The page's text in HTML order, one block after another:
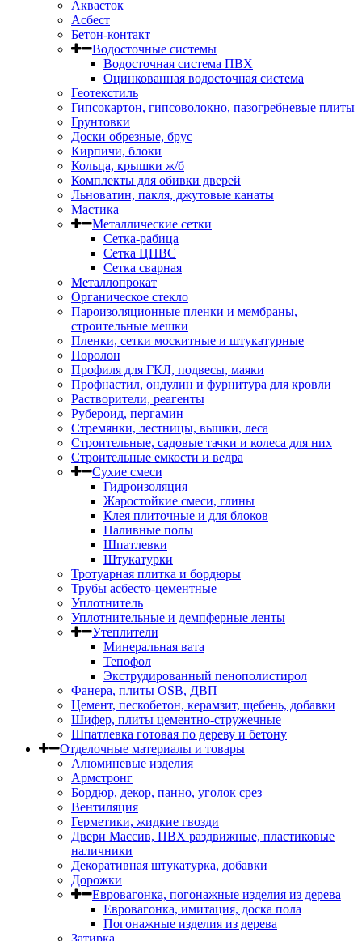
Аквасток
Асбест
Бетон-контакт
Водосточные системы
Водосточная система ПВХ
Оцинкованная водосточная система
Геотекстиль
Гипсокартон, гипсоволокно, пазогребневые плиты
Грунтовки
Доски обрезные, брус
Кирпичи, блоки
Кольца, крышки ж/б
Комплекты для обивки дверей
Льноватин, пакля, джутовые канаты
Мастика
Металлические сетки
Сетка-рабица
Сетка ЦПВС
Сетка сварная
Металлопрокат
Органическое стекло
Пароизоляционные пленки и мембраны,
строительные мешки
Пленки, сетки москитные и штукатурные
Поролон
Профиля для ГКЛ, подвесы, маяки
Профнастил, ондулин и фурнитура для кровли
Растворители, реагенты
Рубероид, пергамин
Стремянки, лестницы, вышки, леса
Строительные, садовые тачки и колеса для них
Строительные емкости и ведра
Сухие смеси
Гидроизоляция
Жаростойкие смеси, глины
Клея плиточные и для блоков
Наливные полы
Шпатлевки
Штукатурки
Тротуарная плитка и бордюры
Трубы асбесто-цементные
Уплотнитель
Уплотнительные и демпферные ленты
Утеплители
Минеральная вата
Тепофол
Экструдированный пенополистирол
Фанера, плиты OSB, ДВП
Цемент, пескобетон, керамзит, щебень, добавки
Шифер, плиты цементно-стружечные
Шпатлевка готовая по дереву и бетону
Отделочные материалы и товары
Алюминевые изделия
Армстронг
Бордюр, декор, панно, уголок срез
Вентиляция
Герметики, жидкие гвозди
Двери Массив, ПВХ раздвижные, пластиковые
наличники
Декоративная штукатурка, добавки
Дорожки
Евровагонка, погонажные изделия из дерева
Евровагонка, имитация, доска пола
Погонажные изделия из дерева
Затирка